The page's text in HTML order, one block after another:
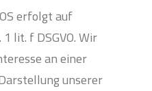
erfolgt auf
lit. f DSGVO. Wir
an einer
unserer